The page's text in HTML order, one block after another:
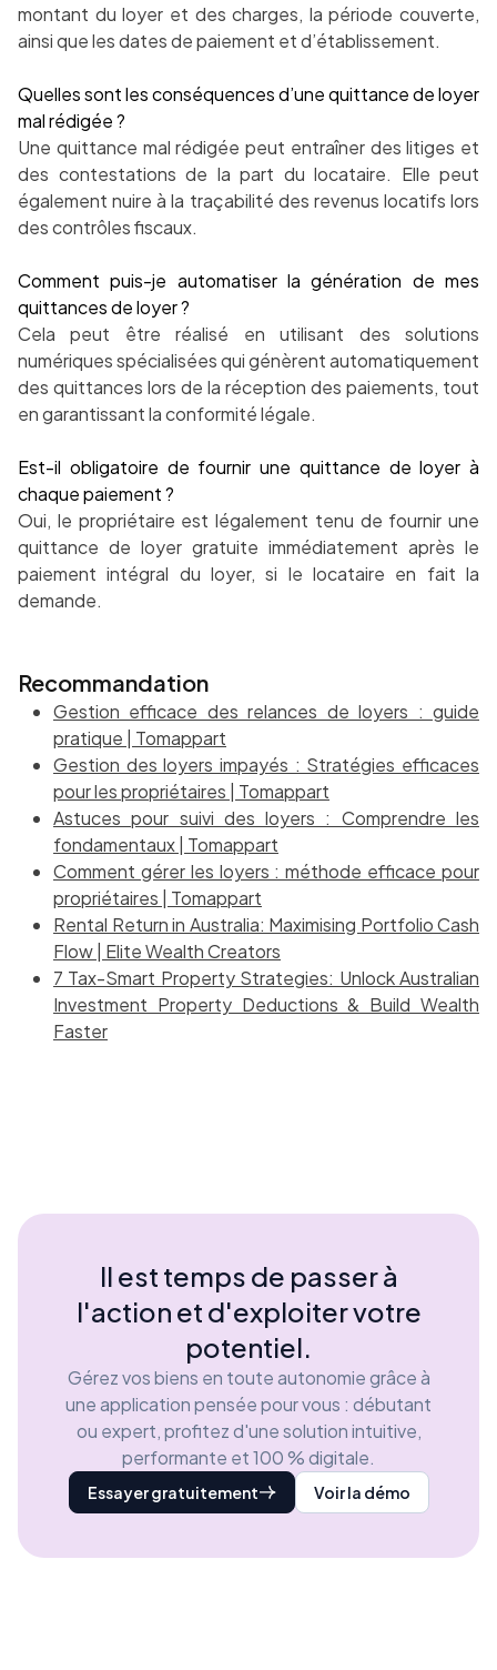
montant du loyer et des charges, la période couverte,
ainsi que les dates de paiement et d’établissement.
Quelles sont les conséquences d’une quittance de loyer
mal rédigée ?
Une quittance mal rédigée peut entraîner des litiges et
des contestations de la part du locataire. Elle peut
également nuire à la traçabilité des revenus locatifs lors
des contrôles fiscaux.
Comment puis-je automatiser la génération de mes
quittances de loyer ?
Cela peut être réalisé en utilisant des solutions
numériques spécialisées qui génèrent automatiquement
des quittances lors de la réception des paiements, tout
en garantissant la conformité légale.
Est-il obligatoire de fournir une quittance de loyer à
chaque paiement ?
Oui, le propriétaire est légalement tenu de fournir une
quittance de loyer gratuite immédiatement après le
paiement intégral du loyer, si le locataire en fait la
demande.
Recommandation
Gestion efficace des relances de loyers : guide
pratique | Tomappart
Gestion des loyers impayés : Stratégies efficaces
pour les propriétaires | Tomappart
Astuces pour suivi des loyers : Comprendre les
fondamentaux | Tomappart
Comment gérer les loyers : méthode efficace pour
propriétaires | Tomappart
Rental Return in Australia: Maximising Portfolio Cash
Flow | Elite Wealth Creators
7 Tax-Smart Property Strategies: Unlock Australian
Investment Property Deductions & Build Wealth
Faster
Il est temps de passer à
l'action et d'exploiter votre
potentiel.
Gérez vos biens en toute autonomie grâce à
une application pensée pour vous : débutant
ou expert, profitez d'une solution intuitive,
performante et 100 % digitale.
Essayer gratuitement Voir la démo